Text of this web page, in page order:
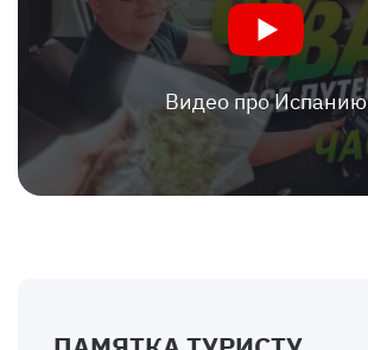
Видео про Испанию